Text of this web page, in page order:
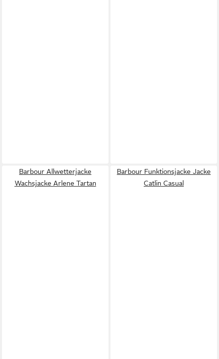
Barbour Allwetterjacke
Wachsjacke Arlene Tartan
Barbour Funktionsjacke Jacke
Catlin Casual